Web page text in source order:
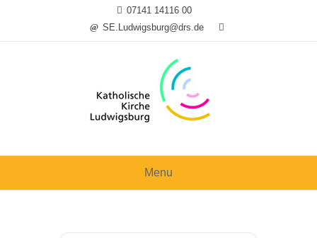
07141 14116 00
SE.Ludwigsburg@drs.de
Menu